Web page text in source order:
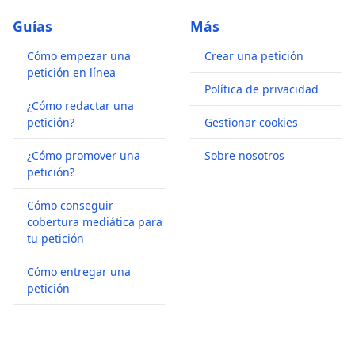
Guías
Cómo empezar una
petición en línea
¿Cómo redactar una
petición?
¿Cómo promover una
petición?
Cómo conseguir
cobertura mediática para
tu petición
Cómo entregar una
petición
Más
Crear una petición
Política de privacidad
Gestionar cookies
Sobre nosotros